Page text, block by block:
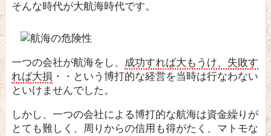
そんな時代が大航海時代です。
一つの会社が航海をし、 成功すれば大もうけ、失敗す
れば大損 ・・という博打的な経営を当時は行なわない
といけませんでした。
しかし、一つの会社による博打的な航海は資金繰りが
とても難しく、周りからの信用も得がたく、マトモな